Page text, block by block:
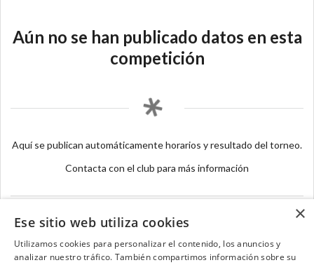
Aún no se han publicado datos en esta
competición
Aquí se publican automáticamente horarios y resultado del torneo.
Contacta con el club para más información
×
Ese sitio web utiliza cookies
Utilizamos cookies para personalizar el contenido, los anuncios y
analizar nuestro tráfico. También compartimos información sobre su